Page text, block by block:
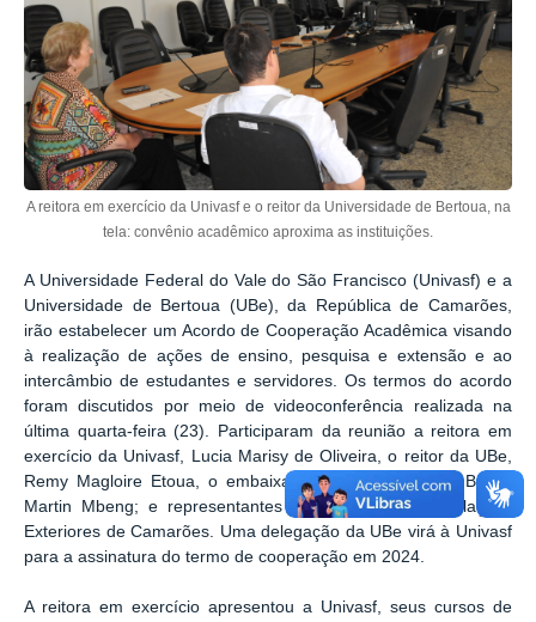
A reitora em exercício da Univasf e o reitor da Universidade de Bertoua, na
tela: convênio acadêmico aproxima as instituições.
A Universidade Federal do Vale do São Francisco (Univasf) e a
Universidade de Bertoua (UBe), da República de Camarões,
irão estabelecer um Acordo de Cooperação Acadêmica visando
à realização de ações de ensino, pesquisa e extensão e ao
intercâmbio de estudantes e servidores. Os termos do acordo
foram discutidos por meio de videoconferência realizada na
última quarta-feira (23). Participaram da reunião a reitora em
exercício da Univasf, Lucia Marisy de Oliveira, o reitor da UBe,
Remy Magloire Etoua, o embaixador de Camarões no Brasil,
Martin Mbeng; e representantes do Ministério das Relações
Exteriores de Camarões. Uma delegação da UBe virá à Univasf
para a assinatura do termo de cooperação em 2024.
A reitora em exercício apresentou a Univasf, seus cursos de